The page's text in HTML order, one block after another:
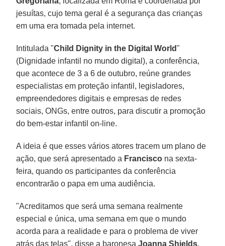
jesuítas, cujo tema geral é a segurança das crianças
em uma era tomada pela internet.
Intitulada "Child Dignity in the Digital World"
(Dignidade infantil no mundo digital), a conferência,
que acontece de 3 a 6 de outubro, reúne grandes
especialistas em proteção infantil, legisladores,
empreendedores digitais e empresas de redes
sociais, ONGs, entre outros, para discutir a promoção
do bem-estar infantil on-line.
A ideia é que esses vários atores tracem um plano de
ação, que será apresentado a Francisco na sexta-
feira, quando os participantes da conferência
encontrarão o papa em uma audiência.
"Acreditamos que será uma semana realmente
especial e única, uma semana em que o mundo
acorda para a realidade e para o problema de viver
atrás das telas", disse a baronesaJoanna Shields,